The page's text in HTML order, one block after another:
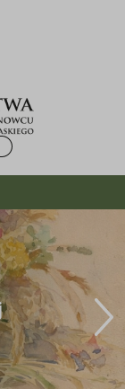
opcje WCAG
zostanie